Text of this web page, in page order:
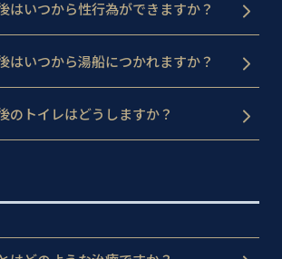
はいつから性行為ができますか？
はいつから湯船につかれますか？
のトイレはどうしますか？